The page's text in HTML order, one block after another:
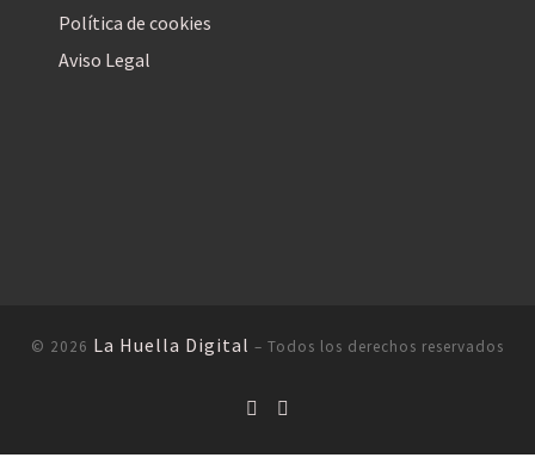
Política de cookies
Aviso Legal
© 2026 La Huella Digital – Todos los derechos reservados